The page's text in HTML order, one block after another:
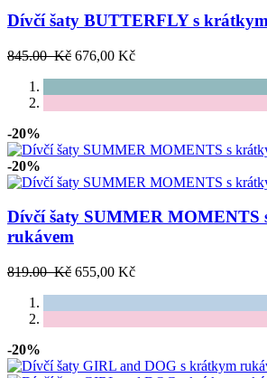
Dívčí šaty BUTTERFLY s
845.00 Kč 676,00 Kč
-20%
-20%
Dívčí šaty SUMMER MOMENTS
rukávem
819.00 Kč 655,00 Kč
-20%